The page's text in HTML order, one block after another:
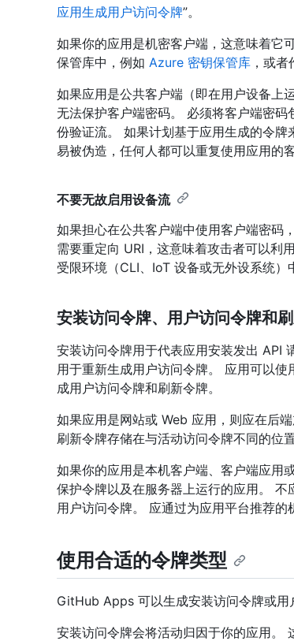
应用生成用户访问令牌”。
如果你的应用是机密客户端，这意味着它
保管库中，例如 Azure 密钥保管库 ，或
如果应用是公共客户端（即在用户设备上
无法保护客户端密码。 必须将客户端密
份验证流。 如果计划基于应用生成的令
易被伪造，任何人都可以重复使用应用的
不要无故启用设备流
如果担心在公共客户端中使用客户端密码
需要重定向 URI，这意味着攻击者可以利
受限环境（CLI、IoT 设备或无外设系统）
安装访问令牌、用户访问令牌和
安装访问令牌用于代表应用安装发出 API
用于重新生成用户访问令牌。 应用可以
成用户访问令牌和刷新令牌。
如果应用是网站或 Web 应用，则应在后
刷新令牌存储在与活动访问令牌不同的位置
如果你的应用是本机客户端、客户端应用
保护令牌以及在服务器上运行的应用。
用户访问令牌。 应通过为应用平台推荐的
使用合适的令牌类型
GitHub Apps 可以生成安装访问令牌或用
安装访问令牌会将活动归因于你的应用。